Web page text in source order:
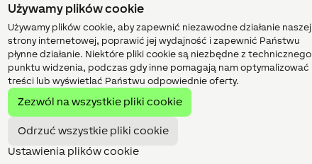
Używamy plików cookie
Używamy plików cookie, aby zapewnić niezawodne działanie naszej
strony internetowej, poprawić jej wydajność i zapewnić Państwu
płynne działanie. Niektóre pliki cookie są niezbędne z technicznego
punktu widzenia, podczas gdy inne pomagają nam optymalizować
treści lub wyświetlać Państwu odpowiednie oferty.
Zezwól na wszystkie pliki cookie
Odrzuć wszystkie pliki cookie
Ustawienia plików cookie
Tree WW
RGBW